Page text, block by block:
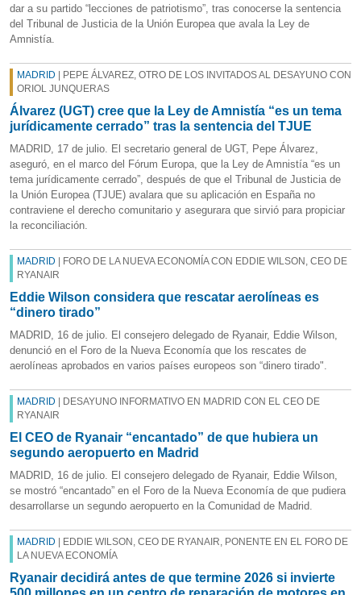
dar a su partido “lecciones de patriotismo”, tras conocerse la sentencia
del Tribunal de Justicia de la Unión Europea que avala la Ley de
Amnistía.
MADRID | PEPE ÁLVAREZ, OTRO DE LOS INVITADOS AL DESAYUNO CON
ORIOL JUNQUERAS
Álvarez (UGT) cree que la Ley de Amnistía “es un tema
jurídicamente cerrado” tras la sentencia del TJUE
MADRID, 17 de julio. El secretario general de UGT, Pepe Álvarez,
aseguró, en el marco del Fórum Europa, que la Ley de Amnistía “es un
tema jurídicamente cerrado”, después de que el Tribunal de Justicia de
la Unión Europea (TJUE) avalara que su aplicación en España no
contraviene el derecho comunitario y asegurara que sirvió para propiciar
la reconciliación.
MADRID | FORO DE LA NUEVA ECONOMÍA CON EDDIE WILSON, CEO DE
RYANAIR
Eddie Wilson considera que rescatar aerolíneas es
“dinero tirado”
MADRID, 16 de julio. El consejero delegado de Ryanair, Eddie Wilson,
denunció en el Foro de la Nueva Economía que los rescates de
aerolíneas aprobados en varios países europeos son “dinero tirado".
MADRID | DESAYUNO INFORMATIVO EN MADRID CON EL CEO DE
RYANAIR
El CEO de Ryanair “encantado” de que hubiera un
segundo aeropuerto en Madrid
MADRID, 16 de julio. El consejero delegado de Ryanair, Eddie Wilson,
se mostró “encantado” en el Foro de la Nueva Economía de que pudiera
desarrollarse un segundo aeropuerto en la Comunidad de Madrid.
MADRID | EDDIE WILSON, CEO DE RYANAIR, PONENTE EN EL FORO DE
LA NUEVA ECONOMÍA
Ryanair decidirá antes de que termine 2026 si invierte